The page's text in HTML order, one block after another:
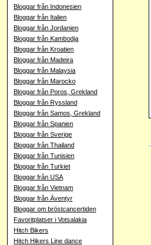
Bloggar från Indonesien
Bloggar från Italien
Bloggar från Jordanien
Bloggar från Kambodja
Bloggar från Kroatien
Bloggar från Madeira
Bloggar från Malaysia
Bloggar från Marocko
Bloggar från Poros, Grekland
Bloggar från Ryssland
Bloggar från Samos, Grekland
Bloggar från Spanien
Bloggar från Sverige
Bloggar från Thailand
Bloggar från Tunisien
Bloggar från Turkiet
Bloggar från USA
Bloggar från Vietnam
Bloggar från Äventyr
Bloggar om bröstcancertiden
Favoritplatser i Votsalakia
Hitch Bikers
Hitch Hikers Line dance